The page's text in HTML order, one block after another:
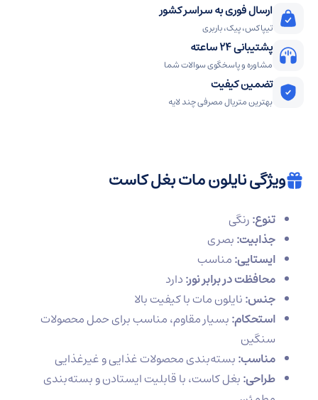
ارسال فوری به سراسر کشور
تیپاکس، پیک، باربری
پشتیبانی 24 ساعته
مشاوره و پاسخگوی سوالات شما
تضمین کیفیت
بهترین متریال مصرفی چند لایه
ویژگی نایلون مات بغل کاست
تنوع:رنگی
جذابیت:بصری
ایستایی:مناسب
محافظت در برابر نور:دارد
جنس:نایلون مات با کیفیت بالا
استحکام:بسیار مقاوم، مناسب برای حمل محصولات
سنگین
مناسب:بسته‌بندی محصولات غذایی و غیرغذایی
طراحی:بغل کاست، با قابلیت ایستادن و بسته‌بندی